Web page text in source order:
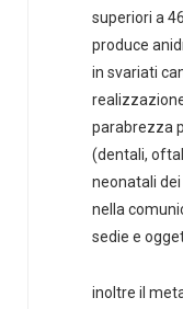
superiori a
produce
in svariati
parabrezza
(dentali,
neonatali
nella
sedie e
inoltre il